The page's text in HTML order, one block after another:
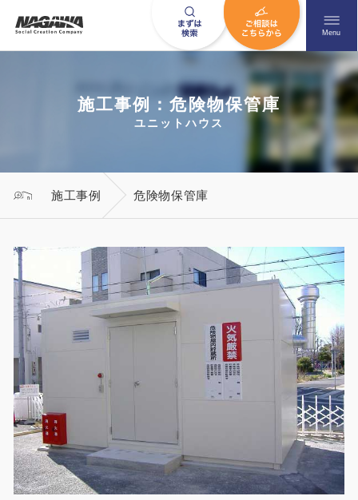
メニュ
Menu
お問い合わせはこちら
0120-09-9663
営業時間AM 9:00〜PM6:00
HOME
ニュース一覧
用途から探す
事務所・作業場
倉庫・工場
ナガワについて知る
展示場を探す
施工事例
あなたにナガワがお薦めの理由
会社概要
施工事例：危険物保管庫
ユニットハウス
施工事例 危険物保管庫